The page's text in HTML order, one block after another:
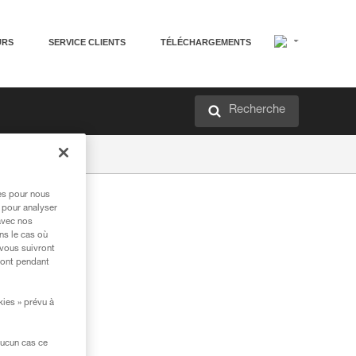
SERVICE CLIENTS TÉLÉCHARGEMENTS
Recherche
pour nous
analyser
nos
le cas où
suivront
pendant
» prévu à
cas ce